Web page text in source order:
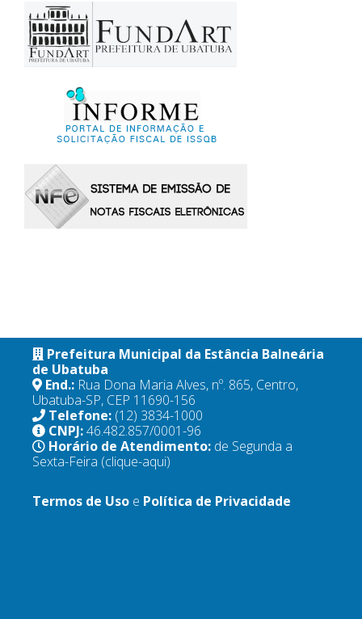
Prefeitura Municipal da Estância Balneária
de Ubatuba
End.: Rua Dona Maria Alves, nº. 865, Centro,
Ubatuba-SP, CEP 11690-156
Telefone: (12) 3834-1000
CNPJ:46.482.857/0001-96
Horário de Atendimento: de Segunda a
Sexta-Feira (clique-aqui)
Termos de Uso e Política de Privacidade